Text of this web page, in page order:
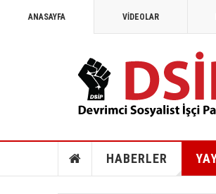
ANASAYFA VİDEOLAR
HABERLER